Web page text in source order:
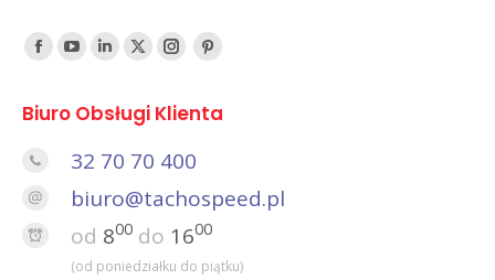
Find us on:
FacebookYouTube
LinkedTwitterInstagramPinterest
Biuro Obsługi Klienta
32 70 70 400
biuro@tachospeed.pl
od 800 do 1600
(od poniedziałku do piątku)